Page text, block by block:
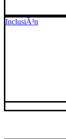
InclusiÃ³n